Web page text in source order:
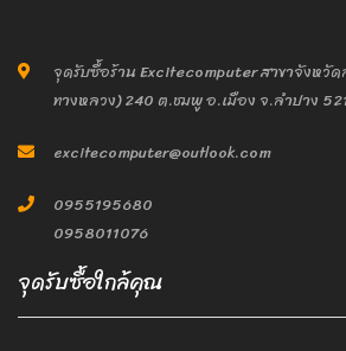
จุดรับซื้อร้าน Excitecomputer สาขาจังหวัด
ทางหลวง) 240 ต.ชมพู อ.เมือง จ.ลำปาง
excitecomputer@outlook.com
0955195680
0958011076
จุดรับซื้อใกล้คุณ